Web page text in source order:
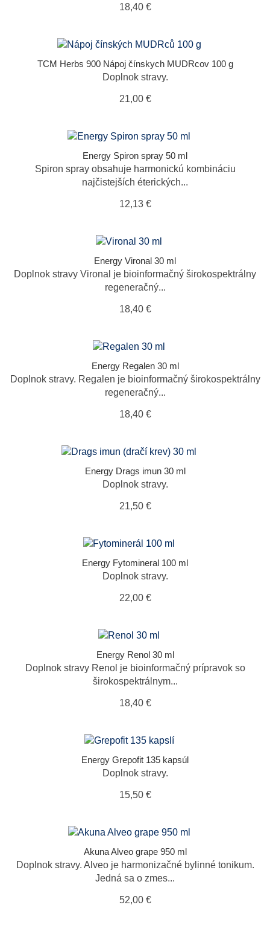
TML - TRADIČNÍ RUSKÁ MEDICÍNA
Topvet
18,40 €
TCM Herbs 900 Nápoj čínskych MUDRcov 100 g
Doplnok stravy.
21,00 €
Energy Spiron spray 50 ml
Spiron spray obsahuje harmonickú kombináciu
najčistejších éterických...
12,13 €
Energy Vironal 30 ml
Doplnok stravy Vironal je bioinformačný širokospektrálny
regeneračný...
18,40 €
Energy Regalen 30 ml
Doplnok stravy. Regalen je bioinformačný širokospektrálny
regeneračný...
18,40 €
Energy Drags imun 30 ml
Doplnok stravy.
21,50 €
Energy Fytomineral 100 ml
Doplnok stravy.
22,00 €
Energy Renol 30 ml
Doplnok stravy Renol je bioinformačný prípravok so
širokospektrálnym...
18,40 €
Energy Grepofit 135 kapsúl
Doplnok stravy.
15,50 €
Akuna Alveo grape 950 ml
Doplnok stravy. Alveo je harmonizačné bylinné tonikum.
Jedná sa o zmes...
52,00 €